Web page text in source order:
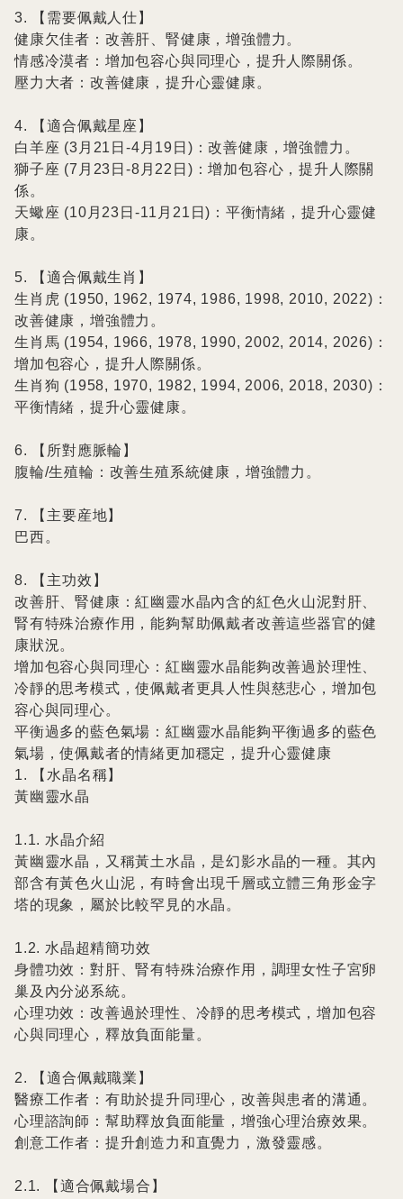
3. 【需要佩戴人仕】
健康欠佳者：改善肝、腎健康，增強體力。
情感冷漠者：增加包容心與同理心，提升人際關係。
壓力大者：改善健康，提升心靈健康。
4. 【適合佩戴星座】
白羊座 (3月21日-4月19日)：改善健康，增強體力。
獅子座 (7月23日-8月22日)：增加包容心，提升人際關
係。
天蠍座 (10月23日-11月21日)：平衡情緒，提升心靈健
康。
5. 【適合佩戴生肖】
生肖虎 (1950, 1962, 1974, 1986, 1998, 2010, 2022)：
改善健康，增強體力。
生肖馬 (1954, 1966, 1978, 1990, 2002, 2014, 2026)：
增加包容心，提升人際關係。
生肖狗 (1958, 1970, 1982, 1994, 2006, 2018, 2030)：
平衡情緒，提升心靈健康。
6. 【所對應脈輪】
腹輪/生殖輪：改善生殖系統健康，增強體力。
7. 【主要産地】
巴西。
8. 【主功效】
改善肝、腎健康：紅幽靈水晶內含的紅色火山泥對肝、
腎有特殊治療作用，能夠幫助佩戴者改善這些器官的健
康狀況。
增加包容心與同理心：紅幽靈水晶能夠改善過於理性、
冷靜的思考模式，使佩戴者更具人性與慈悲心，增加包
容心與同理心。
平衡過多的藍色氣場：紅幽靈水晶能夠平衡過多的藍色
氣場，使佩戴者的情緒更加穩定，提升心靈健康
1. 【水晶名稱】
黃幽靈水晶
1.1. 水晶介紹
黃幽靈水晶，又稱黃土水晶，是幻影水晶的一種。其內
部含有黃色火山泥，有時會出現千層或立體三角形金字
塔的現象，屬於比較罕見的水晶。
1.2. 水晶超精簡功效
身體功效：對肝、腎有特殊治療作用，調理女性子宮卵
巢及內分泌系統。
心理功效：改善過於理性、冷靜的思考模式，增加包容
心與同理心，釋放負面能量。
2. 【適合佩戴職業】
醫療工作者：有助於提升同理心，改善與患者的溝通。
心理諮詢師：幫助釋放負面能量，增強心理治療效果。
創意工作者：提升創造力和直覺力，激發靈感。
2.1. 【適合佩戴場合】